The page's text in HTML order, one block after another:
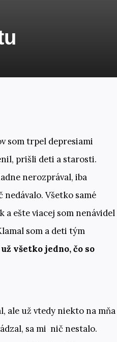
som trpel depresiami
prišli deti a starosti.
nerozprával, iba
Všetko samé
a ešte viacej som nenávidel
som a deti tým
všetko jedno, čo so
ale už vtedy niekto na mňa
sa mi nič nestalo.